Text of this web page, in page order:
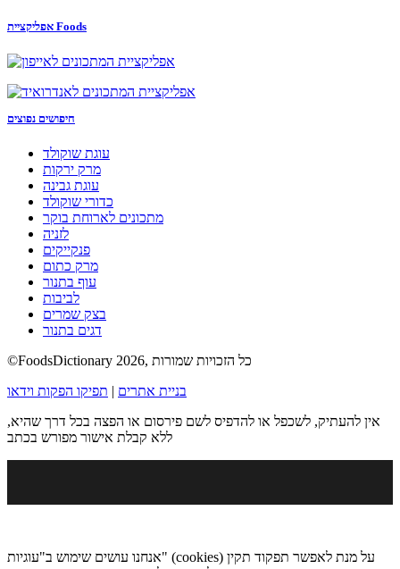
אפליקציית Foods
חיפושים נפוצים
עוגת שוקולד
מרק ירקות
עוגת גבינה
כדורי שוקולד
מתכונים לארוחת בוקר
לזניה
פנקייקים
מרק כתום
עוף בתנור
לביבות
בצק שמרים
דגים בתנור
©FoodsDictionary 2026, כל הזכויות שמורות
בניית אתרים | תפיקו הפקות וידאו
אין להעתיק, לשכפל או להדפיס לשם פירסום או הפצה בכל דרך שהיא,
ללא קבלת אישור מפורש בכתב
אנחנו עושים שימוש ב"עוגיות" (cookies) על מנת לאפשר תפקוד תקין